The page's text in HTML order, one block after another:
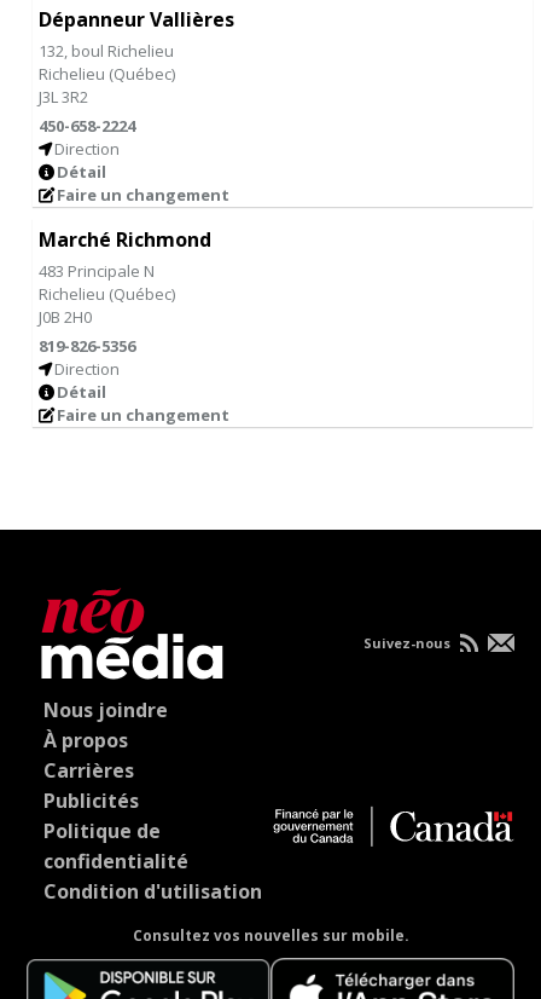
Dépanneur Vallières
132, boul Richelieu
Richelieu (Québec)
J3L 3R2
450-658-2224
Direction
Détail
Faire un changement
Marché Richmond
483 Principale N
Richelieu (Québec)
J0B 2H0
819-826-5356
Direction
Détail
Faire un changement
Nous joindre
À propos
Carrières
Publicités
Politique de
confidentialité
Condition d'utilisation
Consultez vos nouvelles sur mobile.
Suivez-nous